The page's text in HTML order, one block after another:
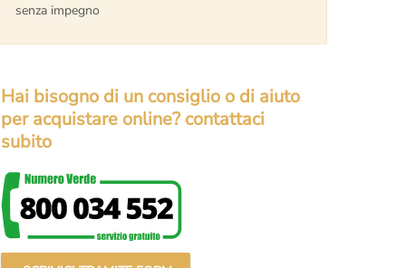
senza impegno
Hai bisogno di un consiglio o di aiuto
per acquistare online? contattaci
subito